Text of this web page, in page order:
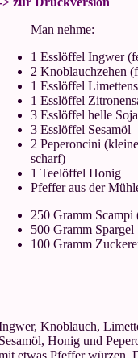
Man nehme:
1 Esslöffel Ingwer
2 Knoblauchzehen
1 Esslöffel
1 Esslöffel
3 Esslöffel helle
3 Esslöffel Sesamöl
2 Peperoncini
scharf)
1 Teelöffel Honig
Pfeffer aus der
250 Gramm Scampi
500 Gramm Spargel
100 Gramm
Knoblauch,
Sesamöl, Honig und